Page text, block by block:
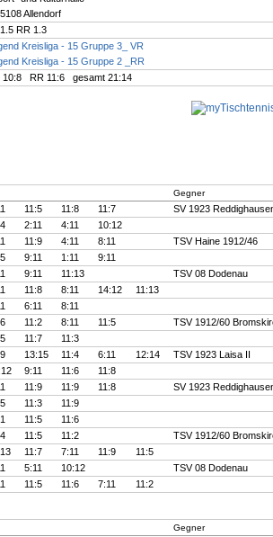
Allendorf
RR 1.3
Kreisliga - 15 Gruppe 3_ VR
Kreisliga - 15 Gruppe 2 _RR
10:8 RR 11:6 gesamt 21:14
Gegner
11:5 11:8 11:7 SV 1923
2:11 4:11
10:12
11:9 4:11 8:11 TSV Haine 1912/46
9:11 1:11
9:11
9:11 11:13 TSV 08 Dodenau
11:8 8:11 14:12
11:13
6:11
8:11
11:2 8:11 11:5 TSV 1912/60
11:7
11:3
13:15 11:4 6:11 12:14 TSV 1923 Laisa II
9:11 11:6
11:8
11:9 11:9 11:8 SV 1923
11:3
11:9
11:5
11:6
11:5 11:2 TSV 1912/60
11:7 7:11 11:9
11:5
5:11 10:12 TSV 08 Dodenau
11:5 11:6 7:11 11:2
Gegner